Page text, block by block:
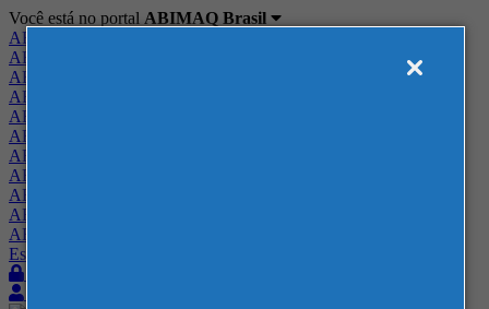
Você está no portal ABIMAQ Brasil
ABIMAQ Brasil
ABIMAQ Minas Gerais
ABIMAQ Norte-Nordeste
ABIMAQ Paraná
ABIMAQ Piracicaba
ABIMAQ Ribeirão Preto
ABIMAQ Rio de Janeiro
ABIMAQ Rio Grande do Sul
ABIMAQ Santa Catarina
ABIMAQ São Paulo
ABIMAQ Vale do Paraíba
Escritório de Relações Governamentais